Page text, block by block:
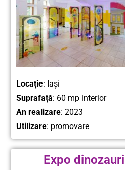
Locație: Iași
Suprafață: 60 mp interior
An realizare: 2023
Utilizare: promovare
Expo dinozauri